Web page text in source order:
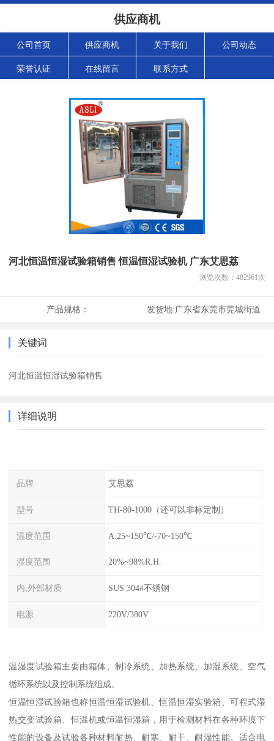
供应商机
公司首页 供应商机 关于我们 公司动态
荣誉认证 在线留言 联系方式
河北恒温恒湿试验箱销售 恒温恒湿试验机 广东艾思荔
浏览次数： 482961次
产品规格： 发货地:广东省东莞市莞城街道
关键词
河北恒温恒湿试验箱销售
详细说明
品牌 艾思荔
型号 TH-80-1000（还可以非标定制）
温度范围 A:25~150℃/-70~150℃
湿度范围 20%~98%R.H.
内,外部材质 SUS 304#不锈钢
电源 220V/380V
温湿度试验箱主要由箱体、制冷系统、加热系统、加湿系统、空气
循环系统以及控制系统组成。
恒温恒湿试验箱也称恒温恒湿试验机、恒温恒湿实验箱、可程式湿
热交变试验箱、恒温机或恒温恒湿箱，用于检测材料在各种环境下
性能的设备及试验各种材料耐热、耐寒、耐干、耐湿性能。适合电